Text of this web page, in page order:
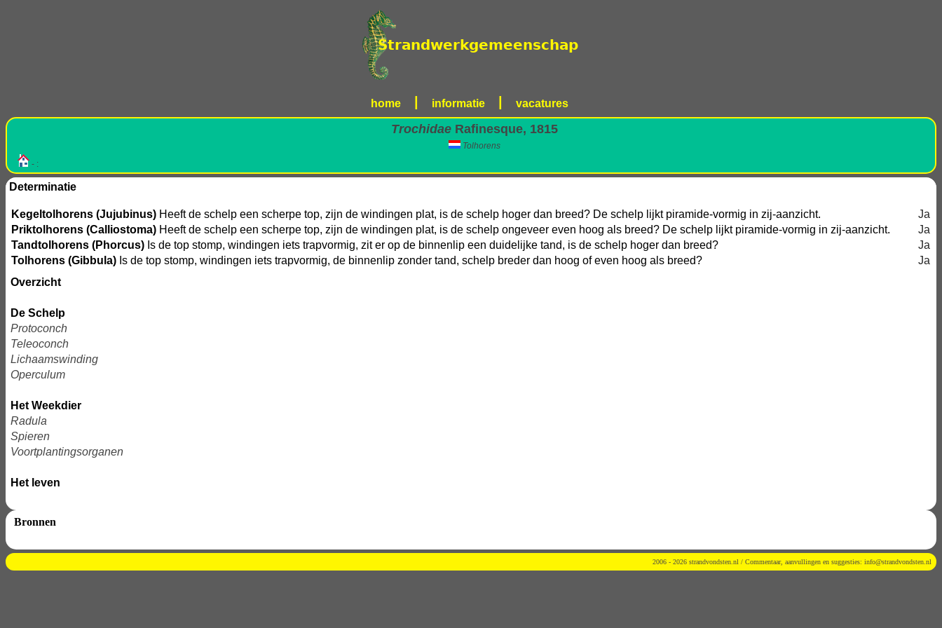
home informatie vacatures
Trochidae Rafinesque, 1815
Tolhorens
- :
Determinatie
Kegeltolhorens (Jujubinus) Heeft de schelp een scherpe top, zijn de windingen plat, is de schelp hoger dan breed? De schelp lijkt piramide-vormig in zij-aanzicht.
Ja
Priktolhorens (Calliostoma) Heeft de schelp een scherpe top, zijn de windingen plat, is de schelp ongeveer even hoog als breed? De schelp lijkt piramide-vormig in zij-aanzicht.
Ja
Tandtolhorens (Phorcus) Is de top stomp, windingen iets trapvormig, zit er op de binnenlip een duidelijke tand, is de schelp hoger dan breed?
Ja
Tolhorens (Gibbula) Is de top stomp, windingen iets trapvormig, de binnenlip zonder tand, schelp breder dan hoog of even hoog als breed?
Ja
Overzicht
De Schelp
Protoconch
Teleoconch
Lichaamswinding
Operculum
Het Weekdier
Radula
Spieren
Voortplantingsorganen
Het leven
Bronnen
2006 - 2026 strandvondsten.nl / Commentaar, aanvullingen en suggesties: info@strandvondsten.nl